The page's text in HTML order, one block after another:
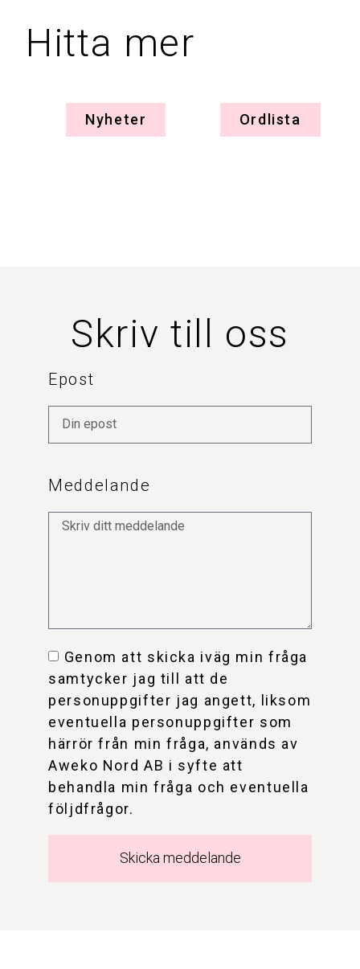
Hitta mer
Nyheter Ordlista
Skriv till oss
Epost
Meddelande
Genom att skicka iväg min fråga
samtycker jag till att de
personuppgifter jag angett, liksom
eventuella personuppgifter som
härrör från min fråga, används av
Aweko Nord AB i syfte att
behandla min fråga och eventuella
följdfrågor.
Skicka meddelande